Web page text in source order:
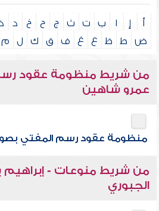
أ إ ا ب ت ث ج ح خ د
ض
ط ظ ع غ ف ق ك ل م
من شريط منظومة عقود
عمرو شاهين
منظومة عقود رسم المفتي
من شريط منوعات - إبراهيم
الجبوري